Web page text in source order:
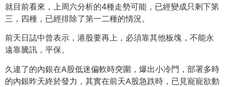
就目前看來，上周六分析的4種走勢可能，已經變成只剩下第
三，四種，已經排除了第一二種的情況。
前天日誌中曾表示，港股要再上，必須靠其他板塊，不能永
遠靠騰訊，平保。
久違了的內銀在A股低迷偏軟時突圍，爆出小冷門，部署多時
的內銀昨天終於發力，其實在前天A股急跌時，已見寵寵欲動